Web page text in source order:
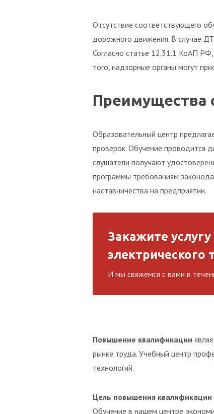
Отсутствие соответствующего
дорожного движения. В случае
Согласно статье 12.31.1 КоАП
того, надзорные органы могут
Преимущества
Образовательный центр
проверок. Обучение проводится
слушатели получают
программы требованиям
наставничества на предприятии.
Закажите
электрического
И мы свяжемся с вами в
Повышение квалификации
рынке труда. Учебный центр
технологий.
Цель повышения квалификации
Обучение в нашем центре